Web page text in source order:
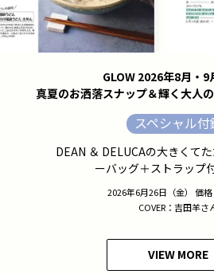
GLOW 2026年8月・9
真夏のお洒落スナップ＆輝く大人
スペシャル付
DEAN ＆ DELUCAの大きくて
ーバッグ＋ストラップ
2026年6月26日（金） 価
COVER：吉田羊さ
VIEW MORE